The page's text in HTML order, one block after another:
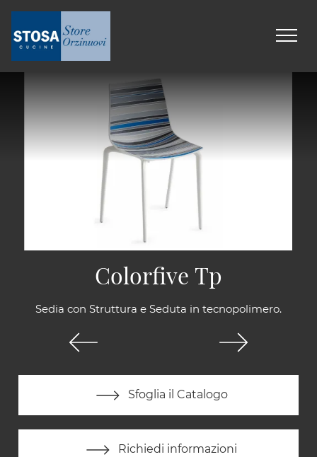
Sedia con Struttura e Seduta in tecnopolimero.
Sfoglia il Catalogo
Richiedi informazioni
Colorfive Tp